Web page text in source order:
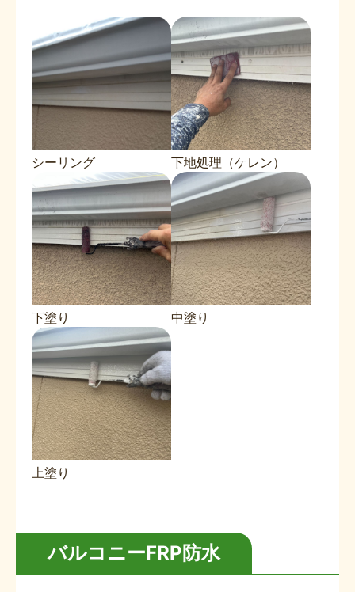
シーリング 下地処理（ケレン）
下塗り 中塗り
上塗り
バルコニーFRP防水